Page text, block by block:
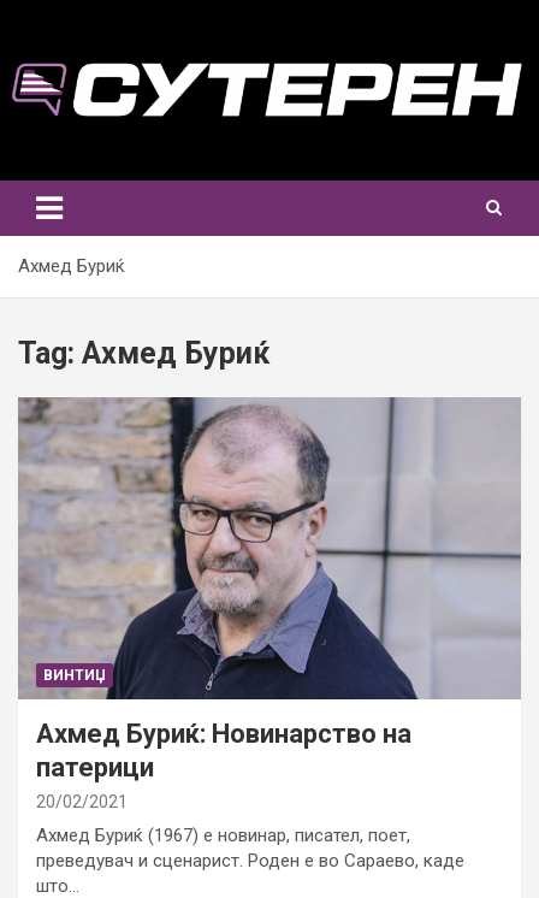
content
Ахмед Буриќ
Tag: Ахмед Буриќ
ВИНТИЏ
Ахмед Буриќ: Новинарство на
патерици
20/02/2021
Ахмед Буриќ (1967) е новинар, писател, поет,
преведувач и сценарист. Роден е во Сараево, каде
што…